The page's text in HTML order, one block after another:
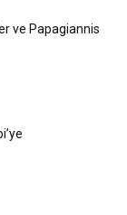
ve Papagiannis